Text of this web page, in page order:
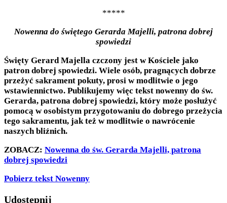
*****
Nowenna do świętego Gerarda Majelli, patrona dobrej
spowiedzi
Święty Gerard Majella czczony jest w Kościele jako
patron dobrej spowiedzi. Wiele osób, pragnących dobrze
przeżyć sakrament pokuty, prosi w modlitwie o jego
wstawiennictwo. Publikujemy więc tekst nowenny do św.
Gerarda, patrona dobrej spowiedzi, który może posłużyć
pomocą w osobistym przygotowaniu do dobrego przeżycia
tego sakramentu, jak też w modlitwie o nawrócenie
naszych bliźnich.
ZOBACZ: Nowenna do św. Gerarda Majelli, patrona
dobrej spowiedzi
Pobierz tekst Nowenny
Udostępnij